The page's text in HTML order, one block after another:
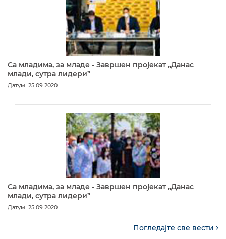
Са младима, за младе - Завршен пројекат „Данас
млади, сутра лидери”
Датум: 25.09.2020
Са младима, за младе - Завршен пројекат „Данас
млади, сутра лидери”
Датум: 25.09.2020
Погледајте све вести